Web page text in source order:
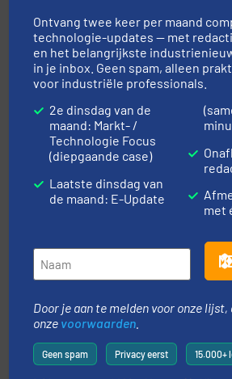
Dinnissen BV
Wereldwijd opererend specialist in
procestechnologie en
by the best”.Meer info ➜
Sinds 1845 is Robbe Industries nv
weeg-, verpakking- en
in verschillende sectoren hebben
➜
Ontvang twee keer per maand
technologie-updates — met
en het belangrijkste
in je inbox. Geen spam, alleen
voor industriële professionals.
2e dinsdag van de
maand: Markt- /
Technologie Focus
(diepgaande case)
Laatste dinsdag van
de maand: E-Update
met
Door je aan te melden voor onze
onze voorwaarden
Geen spam Privacy eerst 15.000+